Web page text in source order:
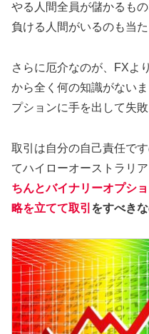
やる人間全員が儲かるも
負ける人間がいるのも当た
さらに厄介なのが、FXよ
から全く何の知識がない
プションに手を出して失敗
取引は自分の自己責任で
てハイローオーストラリ
ちんとバイナリーオプシ
略を立てて取引 をすべきな